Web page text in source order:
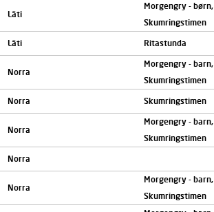
Läti
Morgengry - børn,
Skumringstimen
Läti Ritastunda
Norra
Morgengry - barn,
Skumringstimen
Norra Skumringstimen
Norra
Morgengry - barn,
Skumringstimen
Norra
Norra
Morgengry - barn,
Skumringstimen